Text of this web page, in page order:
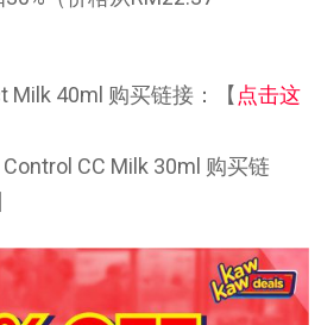
Milk 40ml 购买链接：【 点击这
Control CC Milk 30ml 购买链